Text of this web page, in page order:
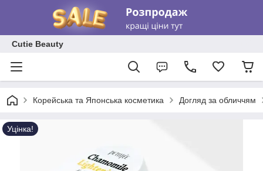
Cutie Beauty
Корейська та Японська косметика Догляд за обличчям
Уцінка!